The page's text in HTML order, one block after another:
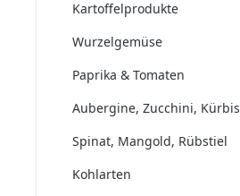
Kartoffelprodukte
Wurzelgemüse
Paprika & Tomaten
Aubergine, Zucchini, Kürbis
Spinat, Mangold, Rübstiel
Kohlarten